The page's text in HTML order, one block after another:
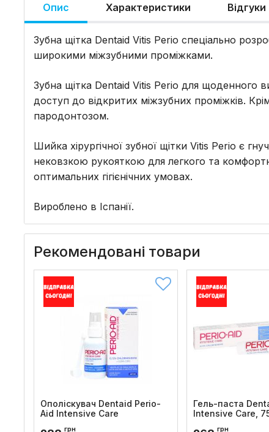
Опис Характеристики Відгуки
Зубна щітка Dentaid Vitis Perio спеціально
широкими міжзубними проміжками.
Зубна щітка Dentaid Vitis Perio для щоденного
доступ до відкритих міжзубних проміжків.
пародонтозом.
Шийка хірургічної зубної щітки Vitis Perio є
нековзкою рукояткою для легкого та
оптимальних гігієнічних умовах.
Вироблено в Іспанії.
Рекомендовані товари
Ополіскувач Dentaid Perio-
Aid Intensive Care
грн
Гель-паста
Intensive Care,
грн